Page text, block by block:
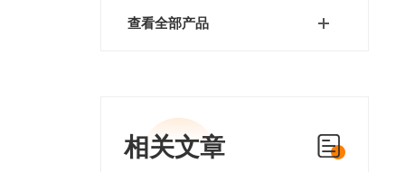
查看全部产品
相关文章